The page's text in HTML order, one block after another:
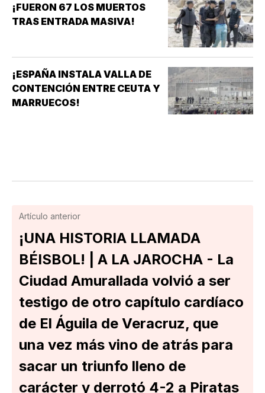
¡FUERON 67 LOS MUERTOS
TRAS ENTRADA MASIVA!
¡ESPAÑA INSTALA VALLA DE
CONTENCIÓN ENTRE CEUTA Y
MARRUECOS!
Artículo anterior
¡UNA HISTORIA LLAMADA
BÉISBOL! | A LA JAROCHA - La
Ciudad Amurallada volvió a ser
testigo de otro capítulo cardíaco
de El Águila de Veracruz, que
una vez más vino de atrás para
sacar un triunfo lleno de
carácter y derrotó 4-2 a Piratas